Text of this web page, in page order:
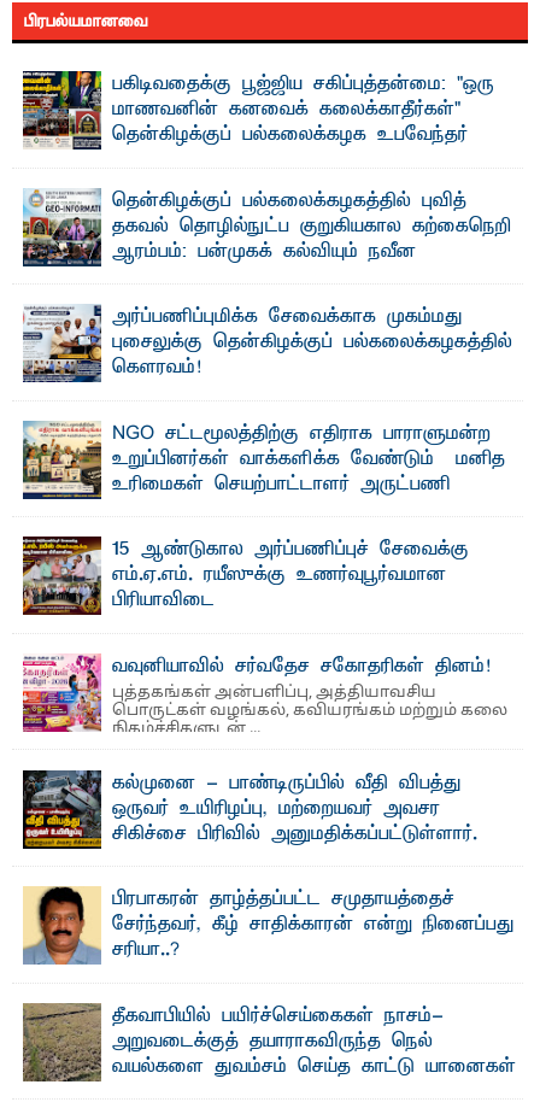
பிரபல்யமானவை
பகிடிவதைக்கு பூஜ்ஜிய சகிப்புத்தன்மை: "ஒரு
மாணவனின் கனவைக் கலைக்காதீர்கள்" –
தென்கிழக்குப் பல்கலைக்கழக உபவேந்தர்
"ஒ ரு மாணவனின் அல்லது மாணவியின் கனவு என்னால்
கலைக்கப்படாது" என்ற உறுதியை ஒவ்வொரு மாணவரும் ...
தென்கிழக்குப் பல்கலைக்கழகத்தில் புவித்
தகவல் தொழில்நுட்ப குறுகியகால கற்கைநெறி
ஆரம்பம்: பன்முகக் கல்வியும் நவீன
பேராசிரியர் எம். எம். பாஸில்
தெ ன்கிழக்குப் பல்கலைக்கழகத்தின் கலை மற்றும் கலாசார
பீடத்தின் புவியியல் துறையினால் ...
அர்ப்பணிப்புமிக்க சேவைக்காக முகம்மது
புசைலுக்கு தென்கிழக்குப் பல்கலைக்கழகத்தில்
கௌரவம்!
NGO சட்டமூலத்திற்கு எதிராக பாராளுமன்ற
உறுப்பினர்கள் வாக்களிக்க வேண்டும் – மனித
உரிமைகள் செயற்பாட்டாளர் அருட்பணி
ஜே. எப். காமிலா பேகம்- இ லங்கை அரசாங்கம் அரசுசாரா
அமைப்புகள் (NGO) தொடர்பான புதிய சட்டமூலத்தை ...
15 ஆண்டுகால அர்ப்பணிப்புச் சேவைக்கு
எம்.ஏ.எம். ரயீஸுக்கு உணர்வுபூர்வமான
பிரியாவிடை
வவுனியாவில் சர்வதேச சகோதரிகள் தினம்!
புத்தகங்கள் அன்பளிப்பு, அத்தியாவசிய
பொருட்கள் வழங்கல், கவியரங்கம் மற்றும் கலை
நிகழ்ச்சிகளுடன் ...
கல்முனை - பாண்டிருப்பில் வீதி விபத்து
ஒருவர் உயிரிழப்பு, மற்றையவர் அவசர
சிகிச்சை பிரிவில் அனுமதிக்கப்பட்டுள்ளார்.
பாண்டிருப்பு ...பிரபாகரன் தாழ்த்தப்பட்ட சமுதாயத்தைச்
சேர்ந்தவர், கீழ் சாதிக்காரன் என்று நினைப்பது
சரியா..?
தீகவாபியில் பயிர்ச்செய்கைகள் நாசம்-
அறுவடைக்குத் தயாராகவிருந்த நெல்
வயல்களை துவம்சம் செய்த காட்டு யானைகள்